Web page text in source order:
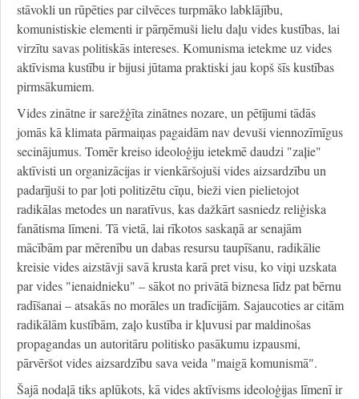
stāvokli un rūpēties par cilvēces turpmāko labklājību,
komunistiskie elementi ir pārņēmuši lielu daļu vides kustības, lai
virzītu savas politiskās intereses. Komunisma ietekme uz vides
aktīvisma kustību ir bijusi jūtama praktiski jau kopš šīs kustības
pirmsākumiem.
Vides zinātne ir sarežģīta zinātnes nozare, un pētījumi tādās
jomās kā klimata pārmaiņas pagaidām nav devuši viennozīmīgus
secinājumus. Tomēr kreiso ideoloģiju ietekmē daudzi "zaļie"
aktīvisti un organizācijas ir vienkāršojuši vides aizsardzību un
padarījuši to par ļoti politizētu cīņu, bieži vien pielietojot
radikālas metodes un naratīvus, kas dažkārt sasniedz reliģiska
fanātisma līmeni. Tā vietā, lai rīkotos saskaņā ar senajām
mācībām par mērenību un dabas resursu taupīšanu, radikālie
kreisie vides aizstāvji savā krusta karā pret visu, ko viņi uzskata
par vides "ienaidnieku" – sākot no privātā biznesa līdz pat bērnu
radīšanai – atsakās no morāles un tradīcijām. Sajaucoties ar citām
radikālām kustībām, zaļo kustība ir kļuvusi par maldinošas
propagandas un autoritāru politisko pasākumu izpausmi,
pārvēršot vides aizsardzību sava veida "maigā komunismā".
Šajā nodaļā tiks aplūkots, kā vides aktīvisms ideoloģijas līmenī ir